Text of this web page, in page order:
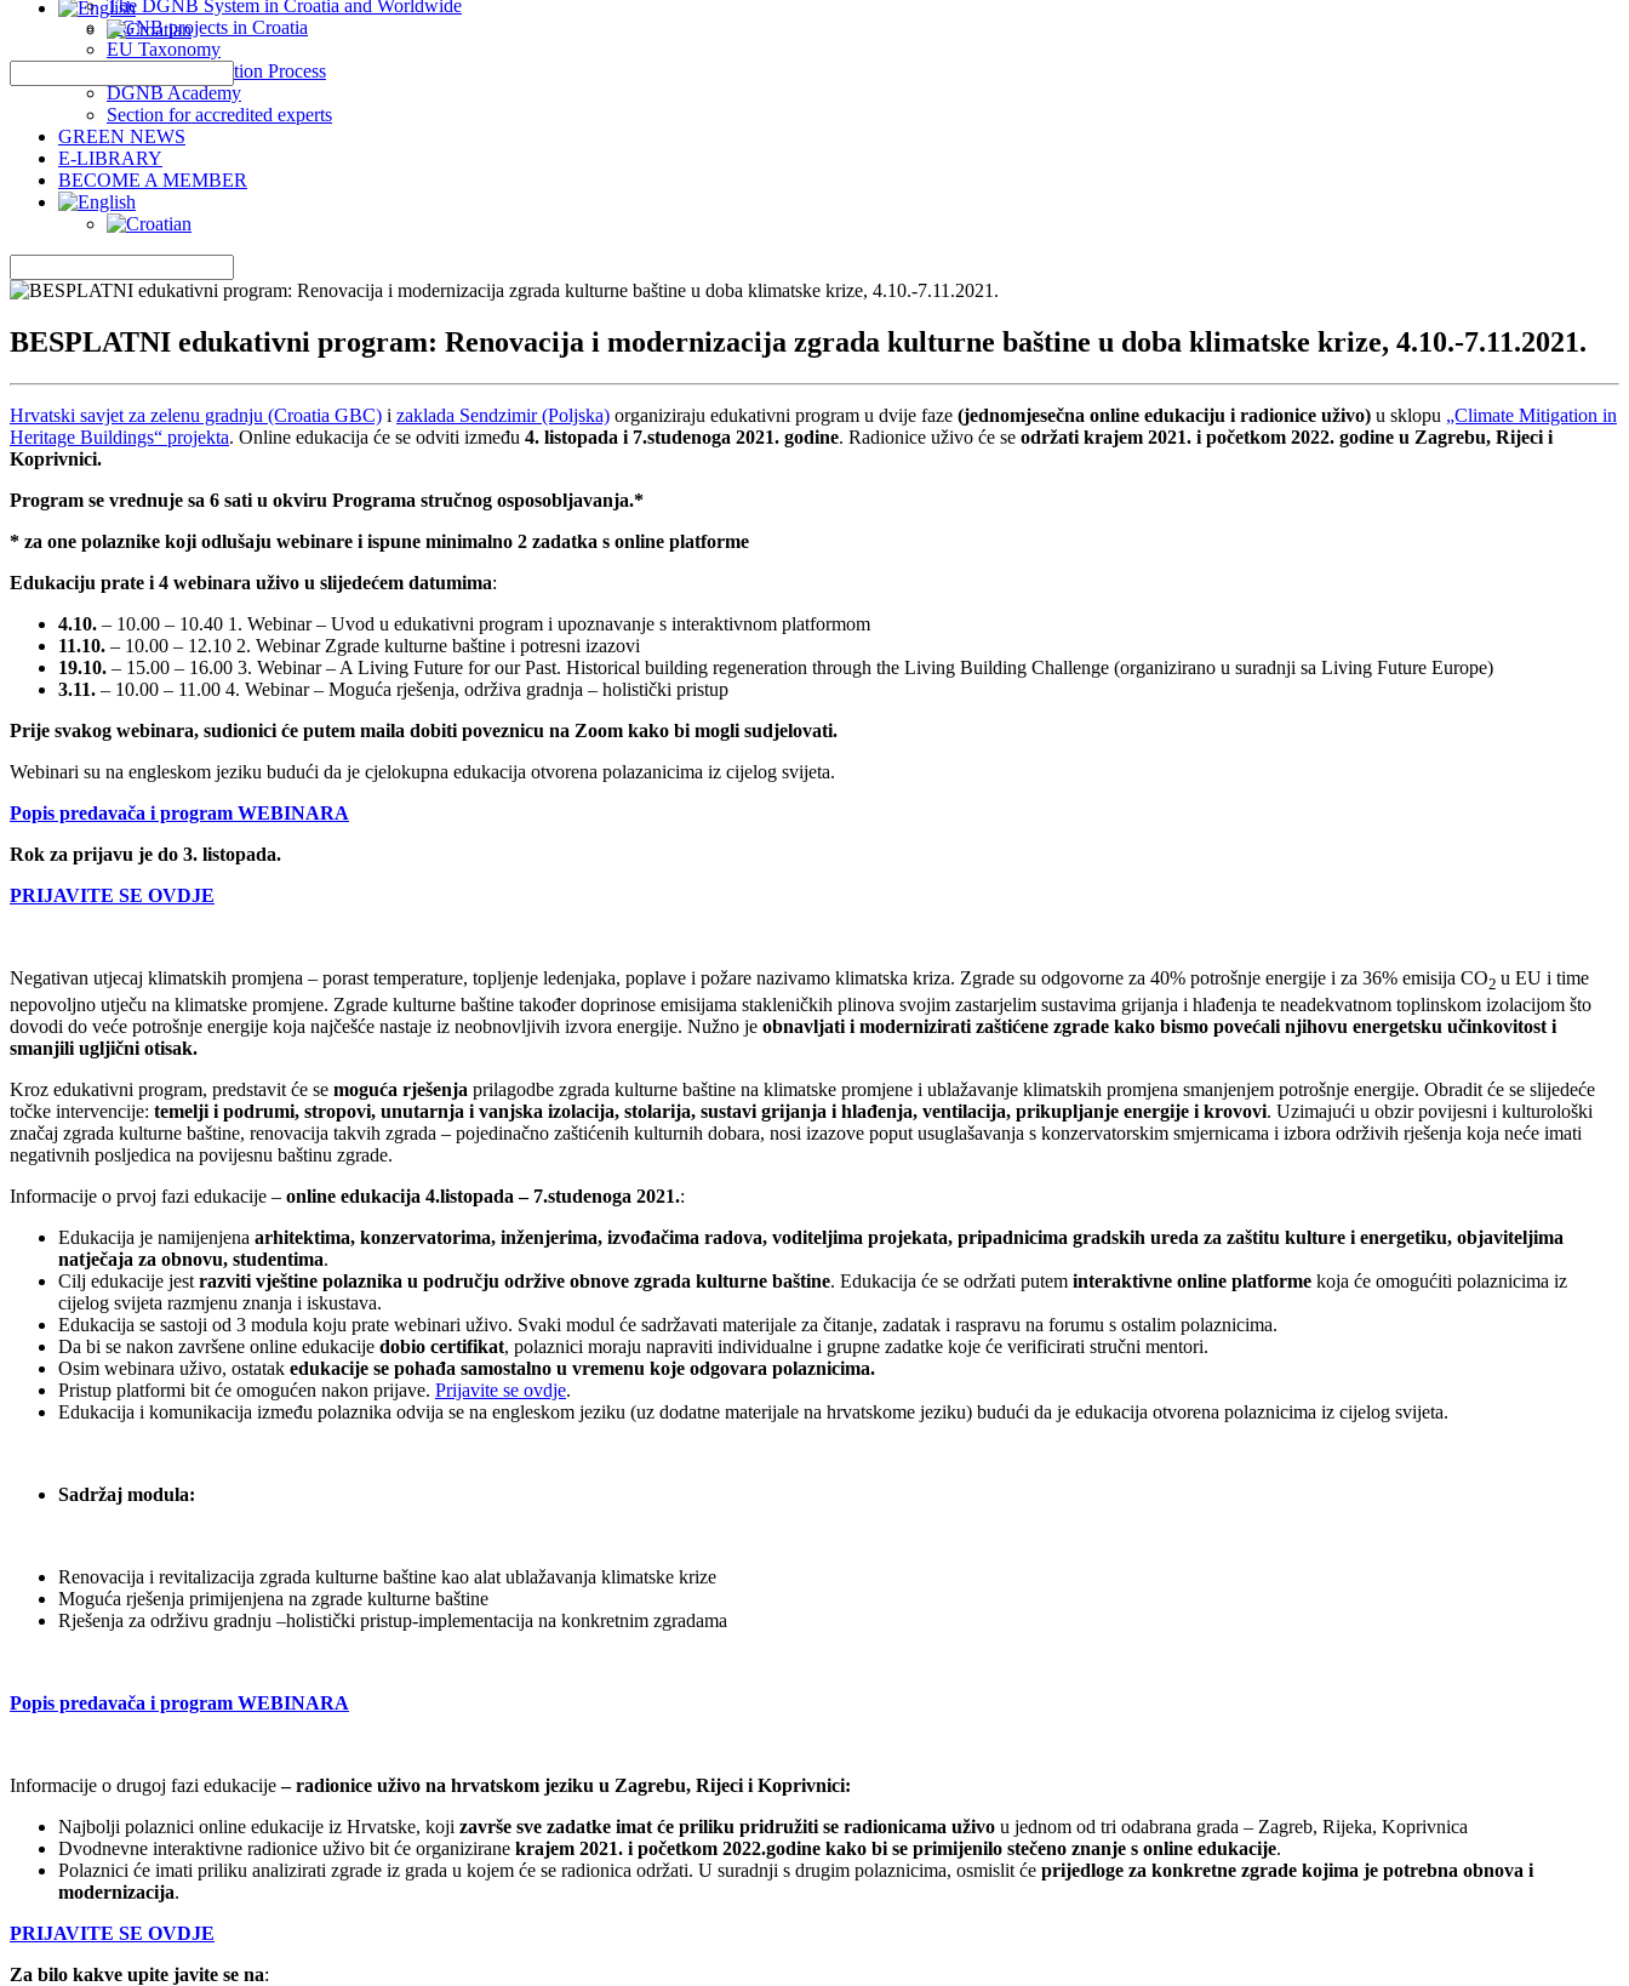
The DGNB System in Croatia and Worldwide
DGNB projects in Croatia
EU Taxonomy
DGNB Certification Process
DGNB Academy
Section for accredited experts
GREEN NEWS
E-LIBRARY
BECOME A MEMBER
BESPLATNI edukativni program: Renovacija i modernizacija zgrada kulturne baštine u doba klimatske krize, 4.10.-7.11.2021.
Hrvatski savjet za zelenu gradnju (Croatia GBC) i zaklada Sendzimir (Poljska) organiziraju edukativni program u dvije faze (jednomjesečna online edukaciju i radionice uživo) u sklopu „Climate Mitigation in
Heritage Buildings“ projekta. Online edukacija će se odviti između 4. listopada i 7.studenoga 2021. godine. Radionice uživo će se održati krajem 2021. i početkom 2022. godine u Zagrebu, Rijeci i
Koprivnici.
Program se vrednuje sa 6 sati u okviru Programa stručnog osposobljavanja.*
* za one polaznike koji odlušaju webinare i ispune minimalno 2 zadatka s online platforme
Edukaciju prate i 4 webinara uživo u slijedećem datumima:
4.10. – 10.00 – 10.40 1. Webinar – Uvod u edukativni program i upoznavanje s interaktivnom platformom
11.10. – 10.00 – 12.10 2. Webinar Zgrade kulturne baštine i potresni izazovi
19.10. – 15.00 – 16.00 3. Webinar – A Living Future for our Past. Historical building regeneration through the Living Building Challenge (organizirano u suradnji sa Living Future Europe)
3.11. – 10.00 – 11.00 4. Webinar – Moguća rješenja, održiva gradnja – holistički pristup
Prije svakog webinara, sudionici će putem maila dobiti poveznicu na Zoom kako bi mogli sudjelovati.
Webinari su na engleskom jeziku budući da je cjelokupna edukacija otvorena polazanicima iz cijelog svijeta.
Popis predavača i program WEBINARA
Rok za prijavu je do 3. listopada.
PRIJAVITE SE OVDJE
Negativan utjecaj klimatskih promjena – porast temperature, topljenje ledenjaka, poplave i požare nazivamo klimatska kriza. Zgrade su odgovorne za 40% potrošnje energije i za 36% emisija CO2 u EU i time
nepovoljno utječu na klimatske promjene. Zgrade kulturne baštine također doprinose emisijama stakleničkih plinova svojim zastarjelim sustavima grijanja i hlađenja te neadekvatnom toplinskom izolacijom što
dovodi do veće potrošnje energije koja najčešće nastaje iz neobnovljivih izvora energije. Nužno je obnavljati i modernizirati zaštićene zgrade kako bismo povećali njihovu energetsku učinkovitost i
smanjili ugljični otisak.
Kroz edukativni program, predstavit će se moguća rješenja prilagodbe zgrada kulturne baštine na klimatske promjene i ublažavanje klimatskih promjena smanjenjem potrošnje energije. Obradit će se slijedeće
točke intervencije: temelji i podrumi, stropovi, unutarnja i vanjska izolacija, stolarija, sustavi grijanja i hlađenja, ventilacija, prikupljanje energije i krovovi. Uzimajući u obzir povijesni i kulturološki
značaj zgrada kulturne baštine, renovacija takvih zgrada – pojedinačno zaštićenih kulturnih dobara, nosi izazove poput usuglašavanja s konzervatorskim smjernicama i izbora održivih rješenja koja neće imati
negativnih posljedica na povijesnu baštinu zgrade.
Informacije o prvoj fazi edukacije – online edukacija 4.listopada – 7.studenoga 2021.:
Edukacija je namijenjena arhitektima, konzervatorima, inženjerima, izvođačima radova, voditeljima projekata, pripadnicima gradskih ureda za zaštitu kulture i energetiku, objaviteljima
natječaja za obnovu, studentima.
Cilj edukacije jest razviti vještine polaznika u području održive obnove zgrada kulturne baštine. Edukacija će se održati putem interaktivne online platforme koja će omogućiti polaznicima iz
cijelog svijeta razmjenu znanja i iskustava.
Edukacija se sastoji od 3 modula koju prate webinari uživo. Svaki modul će sadržavati materijale za čitanje, zadatak i raspravu na forumu s ostalim polaznicima.
Da bi se nakon završene online edukacije dobio certifikat, polaznici moraju napraviti individualne i grupne zadatke koje će verificirati stručni mentori.
Osim webinara uživo, ostatak edukacije se pohađa samostalno u vremenu koje odgovara polaznicima.
Pristup platformi bit će omogućen nakon prijave. Prijavite se ovdje.
Edukacija i komunikacija između polaznika odvija se na engleskom jeziku (uz dodatne materijale na hrvatskome jeziku) budući da je edukacija otvorena polaznicima iz cijelog svijeta.
Sadržaj modula:
Renovacija i revitalizacija zgrada kulturne baštine kao alat ublažavanja klimatske krize
Moguća rješenja primijenjena na zgrade kulturne baštine
Rješenja za održivu gradnju –holistički pristup-implementacija na konkretnim zgradama
Popis predavača i program WEBINARA
Informacije o drugoj fazi edukacije– radionice uživo na hrvatskom jeziku u Zagrebu, Rijeci i Koprivnici:
Najbolji polaznici online edukacije iz Hrvatske, koji završe sve zadatke imat će priliku pridružiti se radionicama uživo u jednom od tri odabrana grada – Zagreb, Rijeka, Koprivnica
Dvodnevne interaktivne radionice uživo bit će organizirane krajem 2021. i početkom 2022.godine kako bi se primijenilo stečeno znanje s online edukacije.
Polaznici će imati priliku analizirati zgrade iz grada u kojem će se radionica održati. U suradnji s drugim polaznicima, osmislit će prijedloge za konkretne zgrade kojima je potrebna obnova i
modernizacija.
PRIJAVITE SE OVDJE
Za bilo kakve upite javite se na: